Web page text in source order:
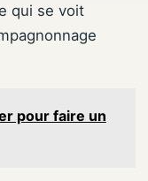
qui se voit
pour faire un